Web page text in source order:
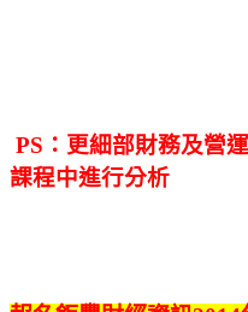
PS：更細部財務及營
課程中進行分析